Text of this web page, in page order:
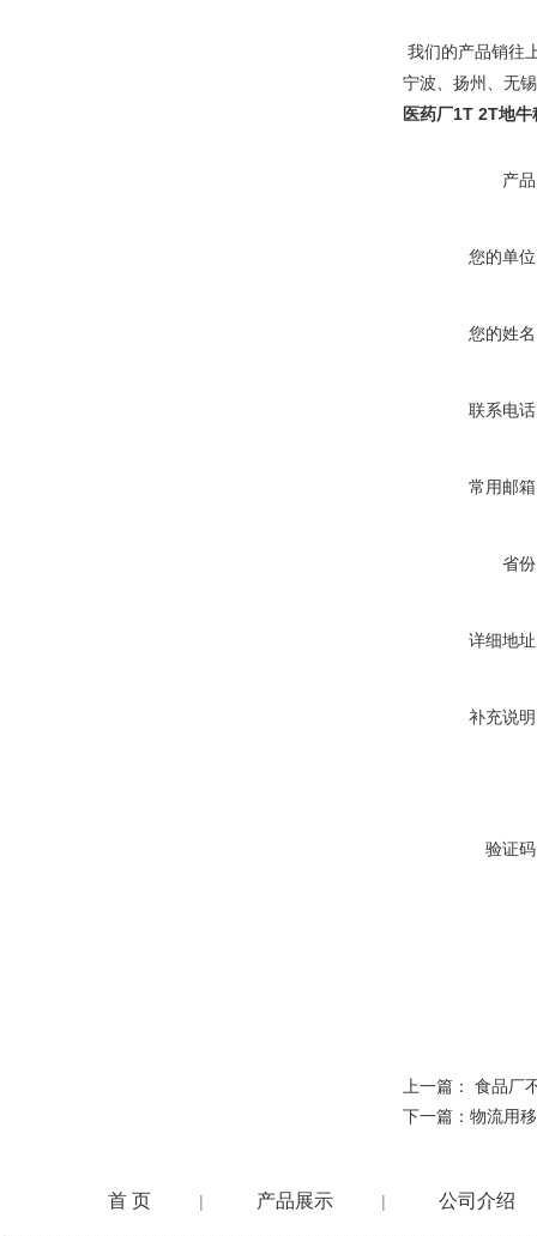
我们的产品销往
宁波、扬州、无
医药厂1T 2T地
产
您的单
您的姓
联系电
常用邮
省
详细地
补充说
验证
上一篇： 食品厂
下一篇： 物流用
首 页 | 产品展示 | 公司介绍